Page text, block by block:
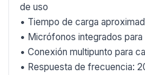
de uso
• Tiempo de carga
• Micrófonos integrados para
• Conexión multipunto para
• Respuesta de frecuencia: